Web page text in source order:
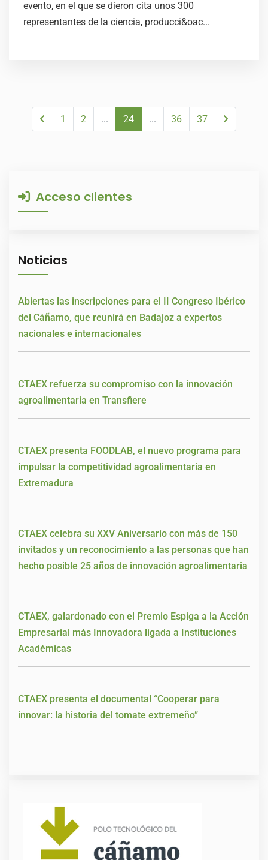
evento, en el que se dieron cita unos 300
representantes de la ciencia, producci&oac...
1 2 ... 24 ... 36 37
Acceso clientes
Noticias
Abiertas las inscripciones para el II Congreso Ibérico
del Cáñamo, que reunirá en Badajoz a expertos
nacionales e internacionales
CTAEX refuerza su compromiso con la innovación
agroalimentaria en Transfiere
CTAEX presenta FOODLAB, el nuevo programa para
impulsar la competitividad agroalimentaria en
Extremadura
CTAEX celebra su XXV Aniversario con más de 150
invitados y un reconocimiento a las personas que han
hecho posible 25 años de innovación agroalimentaria
CTAEX, galardonado con el Premio Espiga a la Acción
Empresarial más Innovadora ligada a Instituciones
Académicas
CTAEX presenta el documental “Cooperar para
innovar: la historia del tomate extremeño”